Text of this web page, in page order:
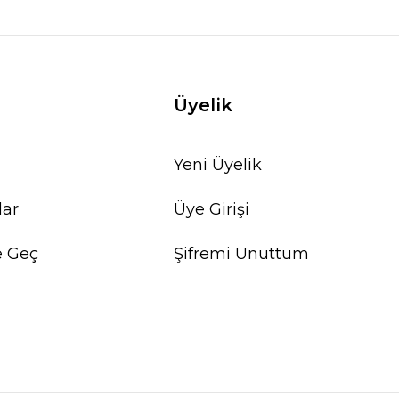
Geç
Üyelik
Yeni Üyelik
Üye Girişi
Şifremi Unuttum